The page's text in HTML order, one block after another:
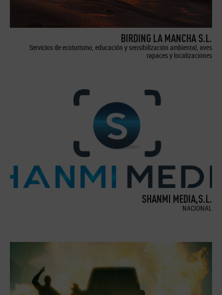
BIRDING LA MANCHA S.L.
Servicios de ecoturismo, educación y sensibilización ambiental, aves
rapaces y localizaciones
SHANMI MEDIA,S.L.
NACIONAL